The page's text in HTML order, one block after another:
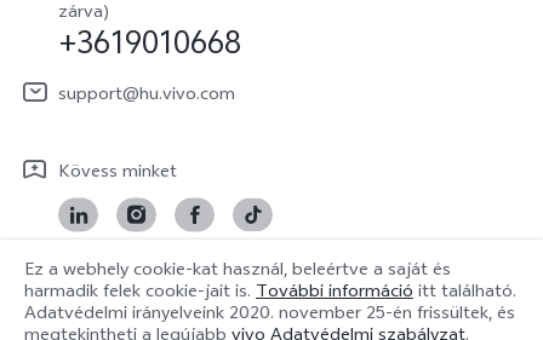
Y31 5G
vivo Buds Air3
Vevőszolgálati adatvédelmi nyilatkozat
LUT-ok letöltése a Log helyreállításához
vivo Személyes Adatok Védelme
zárva)
+3619010668
support@hu.vivo.com
Kövess minket
Hungary | Válasszon országot/régiót
Ez a webhely cookie-kat használ, beleértve a saját és
harmadik felek cookie-jait is. További információ itt található.
Adatvédelmi irányelveink 2020. november 25-én frissültek, és
megtekintheti a legújabb vivo Adatvédelmi szabályzat.